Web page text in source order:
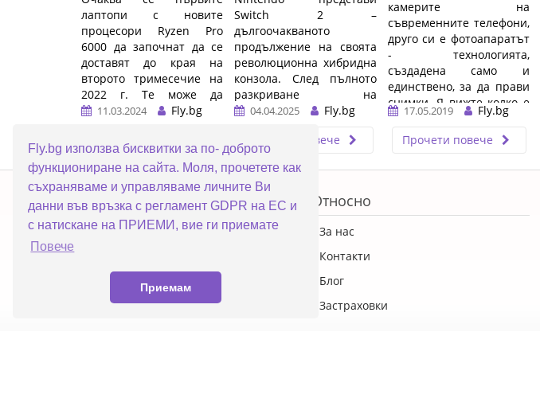
Fly.bg използва бисквитки за по- доброто
функциониране на сайта. Моля, прочетете как
съхраняваме и управляваме личните Ви
данни във връзка с регламент GDPR на ЕС и
с натискане на ПРИЕМИ, вие ги приемате
Повече
Приемам
лаптопи с новите
процесори Ryzen Pro
6000 да започнат да се
доставят до края на
второто тримесечие на
2022 г. Те може да
включват Elitebook 835,
серията ThinkPad Z, T14,
T16 и X13 на Lenovo.
…
11.03.2024
Fly.bg
Прочети повече
Switch 2 –
дългоочакваното
продължение на своята
революционна хибридна
конзола. След пълното
разкриване на
детайлите по време на
април, гейминг
общността вече знае
какво да очаква от тази
нова машина, която ще
бъде пусната в продажба
на 5 юни 2025 г.
04.04.2025
Fly.bg
Прочети повече
камерите на
съвременните телефони,
друго си е фотоапаратът
- технологията,
създадена само и
единствено, за да прави
снимки. Я вижте колко е
голям, дори, когато е в
малък формат. ...…
17.05.2019
Fly.bg
Прочети повече
ERROR5
Топ категории
ПРОМОЦИИ
Настолни компютри
Смартфони
Относно
За нас
Контакти
Блог
Застраховки